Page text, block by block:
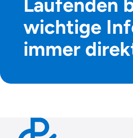
Laufenden
wichtige
immer
Contact